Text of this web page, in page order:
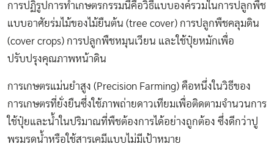
การปฏิรูปการทำเกษตรกรรมนี้คือวิธีแบบองค์รวมในการปลูกพืช
แบบอาศัยร่มไม้ของไม้ยืนต้น (tree cover) การปลูกพืชคลุมดิน
(cover crops) การปลูกพืชหมุนเวียน และใช้ปุ๋ยหมักเพื่อ
ปรับปรุงคุณภาพหน้าดิน
การเกษตรแม่นยำสูง (Precision Farming) คือหนึ่งในวิธีของ
การเกษตรที่ยั่งยืนซึ่งใช้ภาพถ่ายดาวเทียมเพื่อติดตามจำนวนการ
ใช้ปุ๋ยและน้ำในปริมาณที่พืชต้องการได้อย่างถูกต้อง ซึ่งดีกว่าปู
พรมรดน้ำหรือใช้สารเคมีแบบไม่มีเป้าหมาย